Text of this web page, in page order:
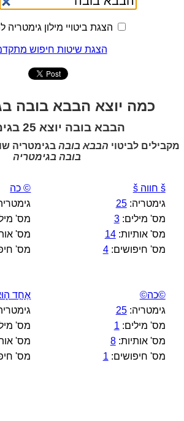
הצגת ביטויי מילון גימטריה
הצגת שיטות חיפוש
כמה יוצא הבבא בובה
הבבא בובה יוצא 25 בגימטריה
מקבילים לביטוי הבבא בובה בגימטריה
בובה בגימטריה
š חווה š
גימטריה:25
מס' מילים:3
מס' אותיות:14
מס' חיפושים:4
© כה
מס'
מס'
מס'
©כה©
גימטריה:25
מס' מילים: 1
מס' אותיות:8
מס' חיפושים: 1
אֶחָ֣ד
מס'
מס'
מס'